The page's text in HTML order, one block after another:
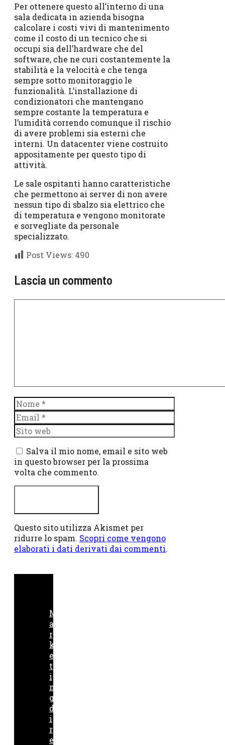
Per ottenere questo all’interno di una
sala dedicata in azienda bisogna
calcolare i costi vivi di mantenimento
come il costo di un tecnico che si
occupi sia dell’hardware che del
software, che ne curi costantemente la
stabilità e la velocità e che tenga
sempre sotto monitoraggio le
funzionalità. L’installazione di
condizionatori che mantengano
sempre costante la temperatura e
l’umidità correndo comunque il rischio
di avere problemi sia esterni che
interni. Un datacenter viene costruito
appositamente per questo tipo di
attività.
Le sale ospitanti hanno caratteristiche
che permettono ai server di non avere
nessun tipo di sbalzo sia elettrico che
di temperatura e vengono monitorate
e sorvegliate da personale
specializzato.
Post Views: 490
Lascia un commento
Nome
Email
Sito
web
Salva il mio nome, email e sito web
in questo browser per la prossima
volta che commento.
Questo sito utilizza Akismet per
ridurre lo spam. Scopri come vengono
elaborati i dati derivati dai commenti.
M
a
r
k
e
t
i
n
g
d
i
r
e